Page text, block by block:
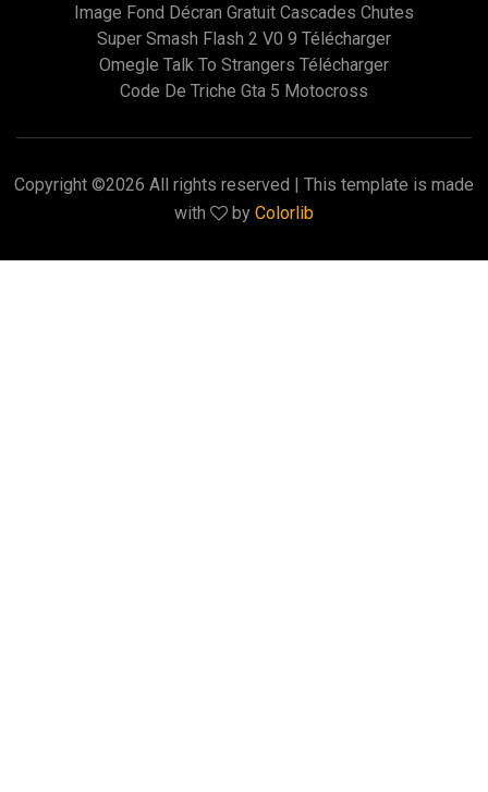
Image Fond Décran Gratuit Cascades Chutes
Super Smash Flash 2 V0 9 Télécharger
Omegle Talk To Strangers Télécharger
Code De Triche Gta 5 Motocross
Copyright ©2026 All rights reserved | This template is made
with
by Colorlib